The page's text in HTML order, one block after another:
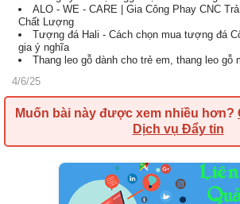
ALO - WE - CARE | Gia Công Phay CNC
Chất Lượng
Tượng đá Hali - Cách chọn mua tượng đá
gia ý nghĩa
Thang leo gỗ dành cho trẻ em, thang leo gỗ
4/6/25
Muốn bài này được xem nhiều hơn?
Dịch vụ Đẩy tin